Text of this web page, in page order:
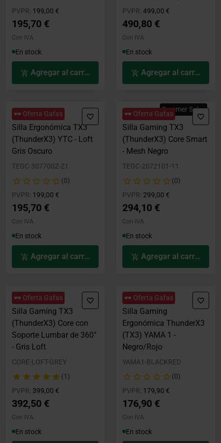
PVPR: Precio rebajado desde
199,00 €
195,70 €
Con IVA
En stock
Agregar al carrito
PVPR: Precio rebajado desde
499,00 €
490,80 €
Con IVA
En stock
Agregar al carrito
🕶️ Oferta Gafas
Silla Ergonómica TX3
(ThunderX3) YTC - Loft
Gris Oscuro
TEGC-307700Z-Z1
(0)
PVPR: Precio rebajado desde
199,00 €
195,70 €
Con IVA
En stock
Agregar al carrito
🕶️ Oferta Gafas
Summer Sales
Silla Gaming TX3
(ThunderX3) Core Smart
- Mesh Negro
TEGC-2072101-11
(0)
PVPR: Precio rebajado desde
299,00 €
294,10 €
Con IVA
En stock
Agregar al carrito
🕶️ Oferta Gafas
Silla Gaming TX3
(ThunderX3) Core con
Soporte Lumbar de 360°
- Gris Loft
CORE-LOFT-GREY
(1)
PVPR: Precio rebajado desde
399,00 €
392,50 €
Con IVA
En stock
🕶️ Oferta Gafas
Silla Gaming
Ergonómica ThunderX3
(TX3) YAMA 1 -
Negro/Rojo
YAMA1-BLACKRED
(0)
PVPR: Precio rebajado desde
179,90 €
176,90 €
Con IVA
En stock